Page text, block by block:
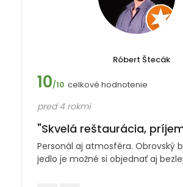
Róbert Štecák
10/10 celkové hodnotenie
pred 4 rokmi
"Skvelá reštaurácia,
Personál aj atmosféra. Obrovský
jedlo je možné si objednať aj